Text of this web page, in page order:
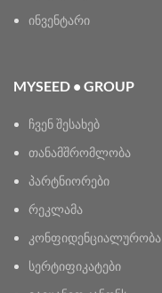
ინვენტარი
MYSEED • GROUP
ჩვენ შესახებ
თანამშრომლობა
პარტნიორები
რეკლამა
კონფიდენციალურობა
სერტიფიკატები